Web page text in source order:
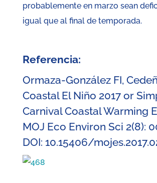
probablemente en marzo sean
igual que al final de temporada.
Referencia:
Ormaza-González FI,
Coastal El Niño 2017 or
Carnival Coastal Warming
MOJ Eco Environ Sci 2(8):
DOI: 10.15406/